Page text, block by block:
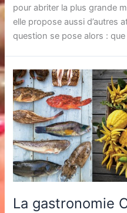
pour abriter la plus grande
elle propose aussi d’autres
question se pose alors :
La gastronomie